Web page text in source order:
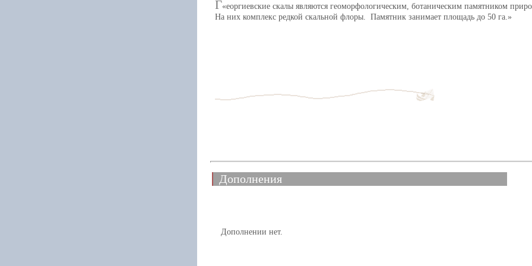
Г еоргиевские скалы являются геоморфологическим, ботаническим памятником
На них комплекс редкой скальной флоры. Памятник занимает площадь до 50 га.
Дополнения
Дополнении нет.